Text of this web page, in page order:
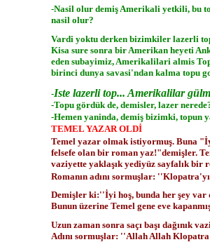
-Nasil olur demiş Amerikali yetkili, bu
nasil olur?
Vardi yoktu derken bizimkiler lazerli
Kisa sure sonra bir Amerikan heyeti
eden subayimiz, Amerikalilari almis
birinci dunya savasi'ndan kalma topu
-Iste lazerli top... Amerikalilar
-Topu gördük de, demisler, lazer
-Hemen yaninda, demiş bizimki, topun
TEMEL YAZAR OLDİ
Temel yazar olmak istiyormuş. Buna
felsefe olan bir roman yaz!"demişler.
vaziyette yaklaşık yediyüz sayfalık bir
Romanın adını sormuşlar:
Demişler ki:''İyi hoş, bunda her şey
Bunun üzerine Temel gene eve
Uzun zaman sonra saçı başı dağınık
Adını sormuşlar: ''Allah Allah